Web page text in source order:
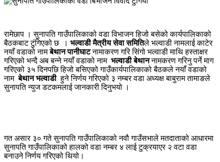
रामेछाप । सुनापति गाउँपालिकाको वडा विभाजन हिजो बसेको कार्यपालिकाको
बैठकबाट टुंगिएको छ । भल्वाडी मैत्रीय सेवा समितिले भल्वाडी नामलाई काटेर
नयाँ वडाको नामबेथान पानीघाटनामाकरण गरि सिंगो भल्वाडी माथि हस्ताक्षर
गरिएको भन्दै अब बन्ने नयाँ वडाको नाम भल्वाडी बेथाननामकरण गरिनु पर्ने माग
गरिएको ३५ दिनपछि हिजो बसिएको गाउँकार्यपालिकाको बैठकले नयाँ वडाको
नामबेथानभल्वाडी हुने निर्णय गरिएको ३ नम्बर वडा अध्यक्ष बाबुराम तामाङले
सुनापति न्युज डटकमलाई जानकारी दिनुभयो ।
गत असार ३० गते सुनापति गाउँपालिकाको नवौ गाउँसभाले मतदाताको आधारमा
सुनापति गाउँपालिकाको हालको वडा नम्बर ४ लाई टुक्रयाएर २ वटा वडा
बनाउने निर्णय गरिएको थियो।